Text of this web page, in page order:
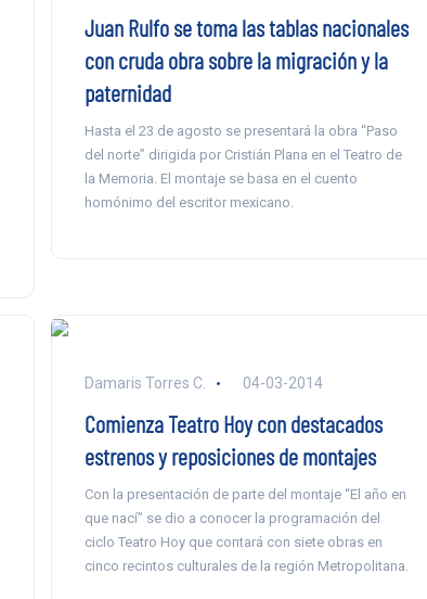
Juan Rulfo se toma las tablas nacionales
con cruda obra sobre la migración y la
paternidad
Hasta el 23 de agosto se presentará la obra “Paso
del norte” dirigida por Cristián Plana en el Teatro de
la Memoria. El montaje se basa en el cuento
homónimo del escritor mexicano.
Damaris Torres C. 04-03-2014
Comienza Teatro Hoy con destacados
estrenos y reposiciones de montajes
Con la presentación de parte del montaje “El año en
que nací” se dio a conocer la programación del
ciclo Teatro Hoy que contará con siete obras en
cinco recintos culturales de la región Metropolitana.